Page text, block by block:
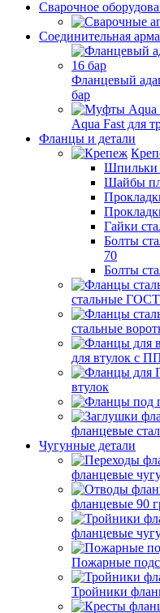
Сварочное
Соединительная
Фланцевый
бар
Aqua Fast для
Фланцы и детали
Шпильки
Шайбы
Гайки
Болты
70
Болты
стальные
стальные
для втулок с
втулок
фланцевые
Чугунные детали
фланцевые
фланцевые 90
фланцевые
Пожарные
Тройники